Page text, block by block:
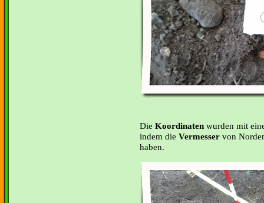
Die Koordinaten wurden mit
indem die Vermesser von
haben.